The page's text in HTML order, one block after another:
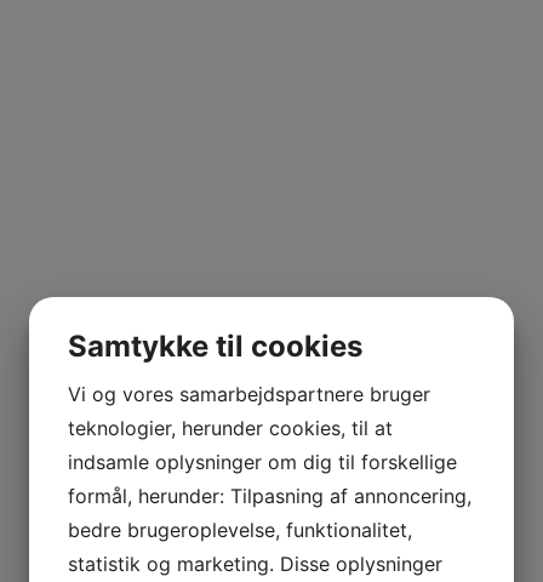
Samtykke til cookies
Vi og vores samarbejdspartnere bruger
teknologier, herunder cookies, til at
indsamle oplysninger om dig til forskellige
formål, herunder: Tilpasning af annoncering,
bedre brugeroplevelse, funktionalitet,
statistik og marketing. Disse oplysninger